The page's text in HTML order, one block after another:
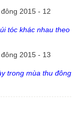
tóc khác nhau theo
trong mùa thu đông